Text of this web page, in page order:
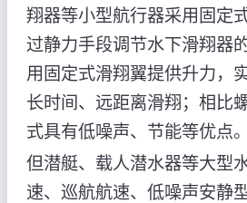
翔器等小型航行器采用固定
过静力手段调节水下滑翔器
用固定式滑翔翼提供升力，
长时间、远距离滑翔；相比
式具有低噪声、节能等优点。
但潜艇、载人潜水器等大型
速、巡航航速、低噪声安静